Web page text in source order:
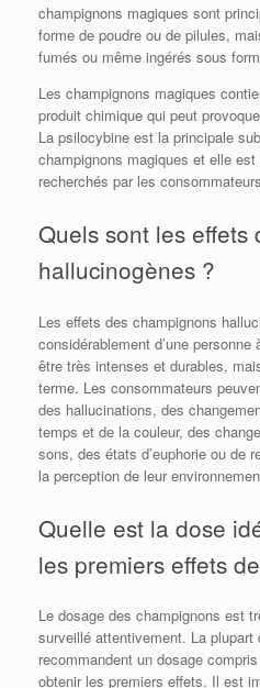
champignons magiques sont
forme de poudre ou de pilules,
fumés ou même ingérés sous
Les champignons magiques
produit chimique qui peut
La psilocybine est la principale
champignons magiques et elle
recherchés par les
Quels sont les effets
hallucinogènes ?
Les effets des champignons
considérablement d’une
être très intenses et durables,
terme. Les consommateurs
des hallucinations, des
temps et de la couleur, des
sons, des états d’euphorie ou de
la perception de leur
Quelle est la dose
les premiers effets
Le dosage des champignons est
surveillé attentivement. La plupart
recommandent un dosage
obtenir les premiers effets. Il est